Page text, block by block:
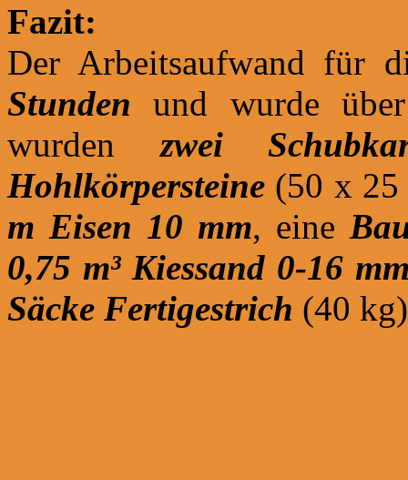
Fazit:
Der Arbeitsaufwand für
Stunden und wurde
wurdenzwei
Hohlkörpersteine (50 x
m Eisen 10 mm, eine
0,75 m³ Kiessand 0-16
Säcke Fertigestrich (40